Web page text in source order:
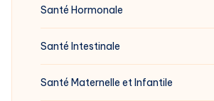
Santé Hormonale
Santé Intestinale
Santé Maternelle et Infantile